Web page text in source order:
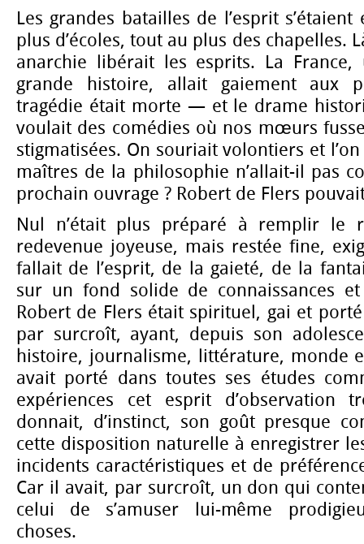
Les grandes batailles de l’esprit
plus d’écoles, tout au plus des chapelles.
anarchie libérait les esprits. La
grande histoire, allait gaiement aux
tragédie était morte — et le drame
voulait des comédies où nos mœurs
stigmatisées. On souriait volontiers et
maîtres de la philosophie n’allait-il pas
prochain ouvrage ? Robert de Flers
Nul n’était plus préparé à remplir le
redevenue joyeuse, mais restée fine,
fallait de l’esprit, de la gaieté, de la
sur un fond solide de connaissances et
Robert de Flers était spirituel, gai et
par surcroît, ayant, depuis son
histoire, journalisme, littérature, monde
avait porté dans toutes ses études
expériences cet esprit d’observation
donnait, d’instinct, son goût presque
cette disposition naturelle à enregistrer
incidents caractéristiques et de
Car il avait, par surcroît, un don qui
celui de s’amuser lui-même
choses.